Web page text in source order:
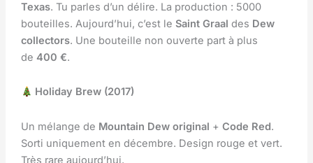
Texas. Tu parles d’un délire. La production : 5000
bouteilles. Aujourd’hui, c’est le Saint Graal des Dew
collectors. Une bouteille non ouverte part à plus
de 400 €.
Holiday Brew (2017)
Un mélange de Mountain Dew original + Code Red.
Sorti uniquement en décembre. Design rouge et vert.
Très rare aujourd’hui.